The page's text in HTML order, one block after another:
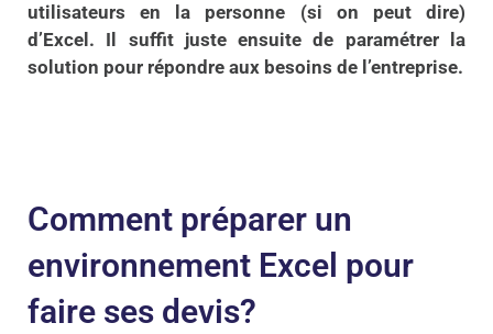
utilisateurs en la personne (si on peut dire)
d’Excel. Il suffit juste ensuite de paramétrer la
solution pour répondre aux besoins de l’entreprise.
Comment préparer un
environnement Excel pour
faire ses devis?